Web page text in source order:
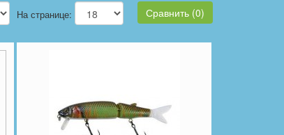
Сравнить (0)
На странице: